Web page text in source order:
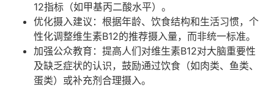
12指标（如甲基丙二酸水平）。
优化摄入建议：根据年龄、饮食结构和生活习惯，个
性化调整维生素B12的推荐摄入量，而非统一标准。
加强公众教育：提高人们对维生素B12对大脑重要性
及缺乏症状的认识，鼓励通过饮食（如肉类、鱼类、
蛋类）或补充剂合理摄入。